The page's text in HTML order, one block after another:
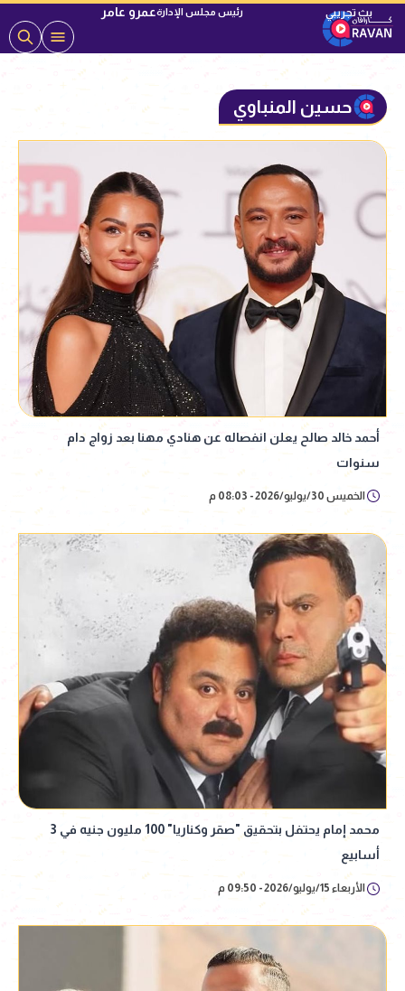
رئيس مجلس الإدارةعمرو عامر
حسين المنباوي
أحمد خالد صالح يعلن انفصاله عن هنادي مهنا بعد زواج دام
سنوات
الخميس 30/يوليو/2026 - 08:03 م
محمد إمام يحتفل بتحقيق "صقر وكناريا" 100 مليون جنيه في 3
أسابيع
الأربعاء 15/يوليو/2026 - 09:50 م